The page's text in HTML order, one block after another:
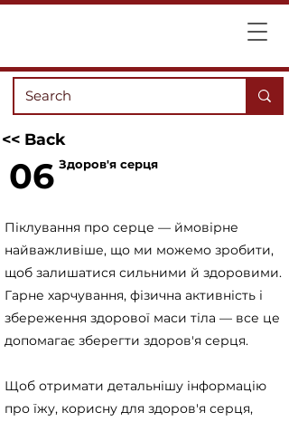
<< Back
06 Здоров'я серця
Піклування про серце — ймовірне
найважливіше, що ми можемо зробити,
щоб залишатися сильними й здоровими.
Гарне харчування, фізична активність і
збереження здорової маси тіла — все це
допомагає зберегти здоров'я серця.
Щоб отримати детальнішу інформацію
про їжу, корисну для здоров'я серця,